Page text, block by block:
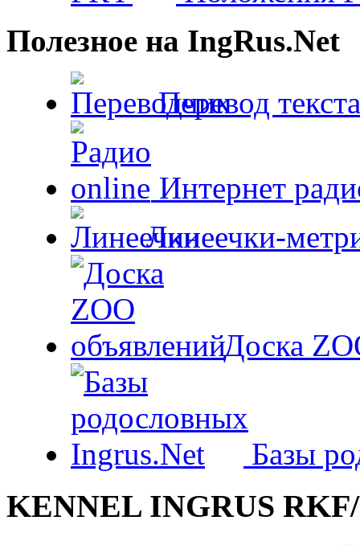
Полезное на IngRus.Net
Перевод
Интернет
Линеечки-
Доска
Базы
KENNEL INGRUS